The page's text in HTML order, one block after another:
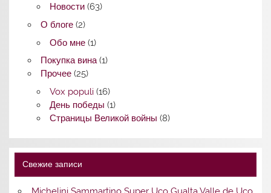
Новости(63)
О блоге(2)
Обо мне(1)
Покупка вина(1)
Прочее(25)
Vox populi(16)
День победы (1)
Страницы Великой войны (8)
Свежие записи